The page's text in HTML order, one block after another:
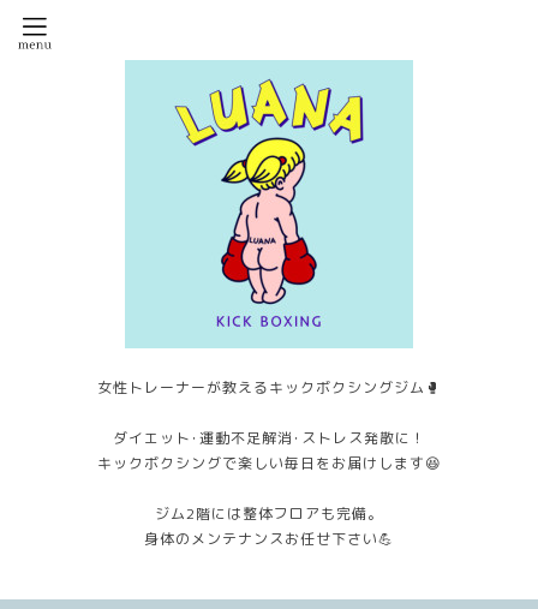
女性トレーナーが教えるキックボクシングジム🥊
ダイエット･運動不足解消･ストレス発散に！
キックボクシングで楽しい毎日をお届けします😆
ジム2階には整体フロアも完備。
身体のメンテナンスお任せ下さい💪